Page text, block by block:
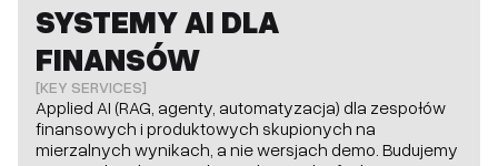
SYSTEMY AI DLA
FINANSÓW
[KEY SERVICES]
Applied AI (RAG, agenty, automatyzacja) dla zespołów
finansowych i produktowych skupionych na
mierzalnych wynikach, a nie wersjach demo. Budujemy